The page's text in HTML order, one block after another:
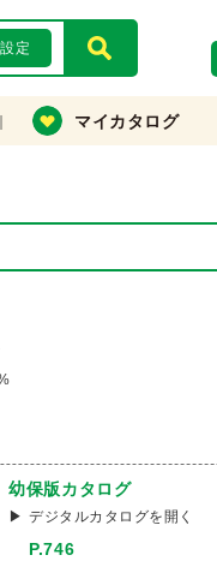
定
合計： 0円
マイカタログ
幼保版カタログ
デジタルカタログを開く
P.746